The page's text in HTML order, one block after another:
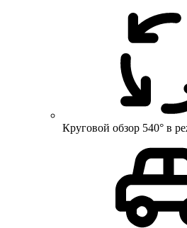
Круговой обзор 540° в